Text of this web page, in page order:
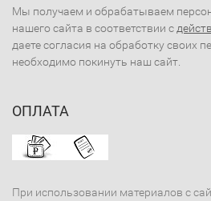
Мы получаем и обрабатываем
нашего сайта в соответствии с
даете согласия на обработку своих
необходимо покинуть наш сайт.
ОПЛАТА
При использовании материалов с